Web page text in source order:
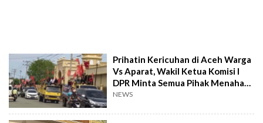
Prihatin Kericuhan di Aceh Warga
Vs Aparat, Wakil Ketua Komisi I
DPR Minta Semua Pihak Menahan
Diri
NEWS